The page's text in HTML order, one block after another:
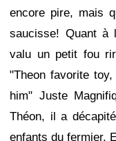
encore pire, mais
saucisse! Quant à
valu un petit fou
"Theon favorite
him" Juste
Théon, il a
enfants du fermier.